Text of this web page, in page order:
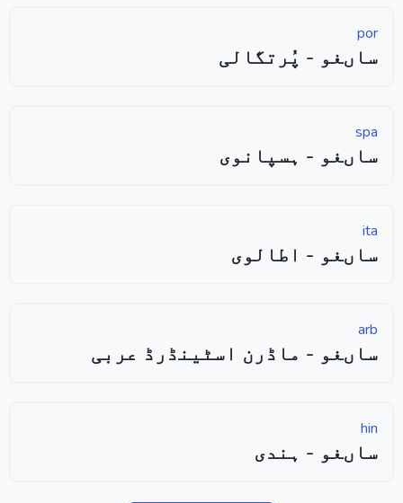
por
ساںغو - پُرتگالی
spa
ساںغو - ہسپانوی
ita
ساںغو - اطالوی
arb
ساںغو - ماڈرن اسٹینڈرڈ عربی
hin
ساںغو - ہندی